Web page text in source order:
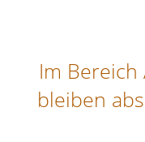
Im
bleiben